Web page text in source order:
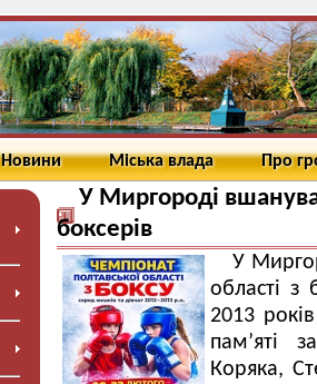
Новини Міська влада Про
У Миргороді
боксерів
У
області з
2013
пам’яті
Коряка,